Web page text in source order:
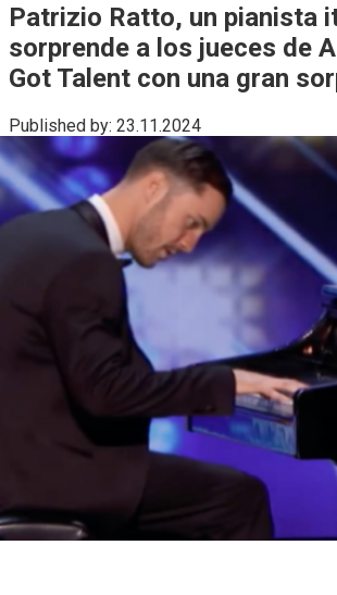
Patrizio Ratto, un pianista
sorprende a los jueces de
Got Talent con una gran
Published by: 23.11.2024